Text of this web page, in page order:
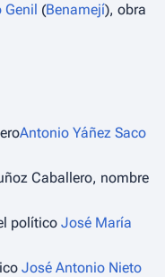
Genil (Benamejí), obra
Antonio Yáñez Saco
Caballero, nombre
político José María
José Antonio Nieto